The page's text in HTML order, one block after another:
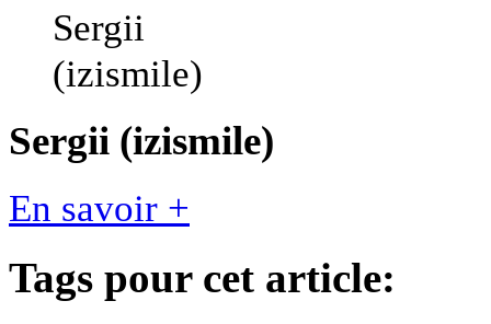
Sergii (izismile)
En savoir +
Tags pour cet article: